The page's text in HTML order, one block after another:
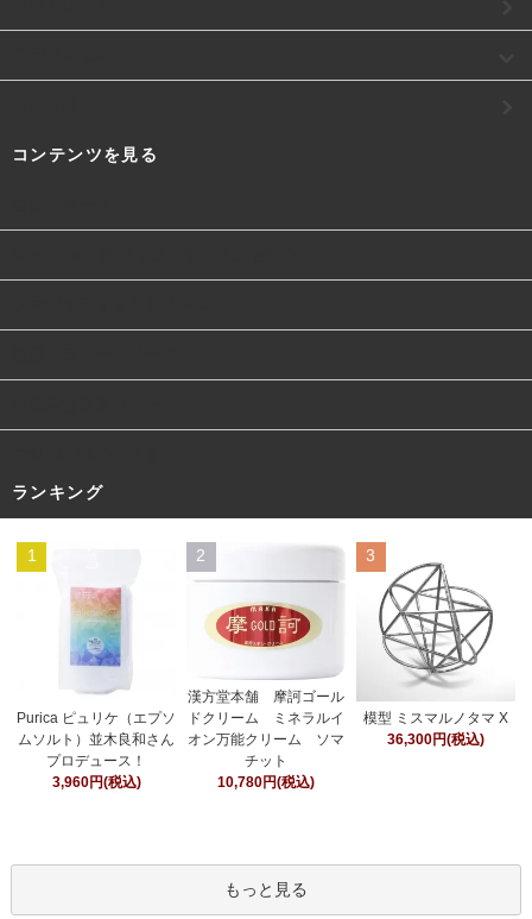
コンテンツを見る
ランキング
1
Purica ピュリケ（エプソ
ムソルト）並木良和さん
プロデュース！
3,960円(税込)
2
漢方堂本舗 摩訶ゴール
ドクリーム ミネラルイ
オン万能クリーム ソマ
チット
10,780円(税込)
3
模型 ミスマルノタマ X
36,300円(税込)
もっと見る